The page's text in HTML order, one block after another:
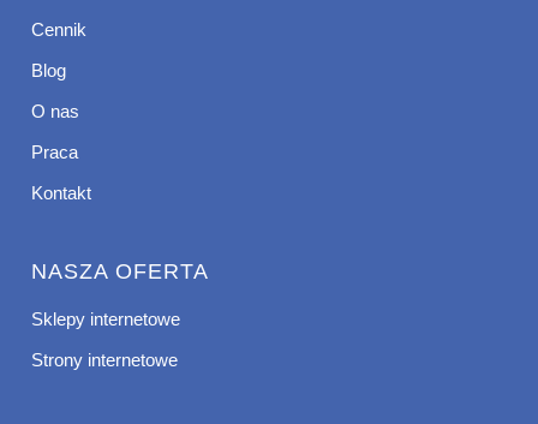
Cennik
Blog
O nas
Praca
Kontakt
NASZA OFERTA
Sklepy internetowe
Strony internetowe